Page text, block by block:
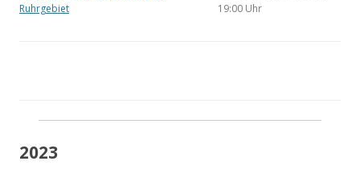
Ruhrgebiet
19:00 Uhr
2023